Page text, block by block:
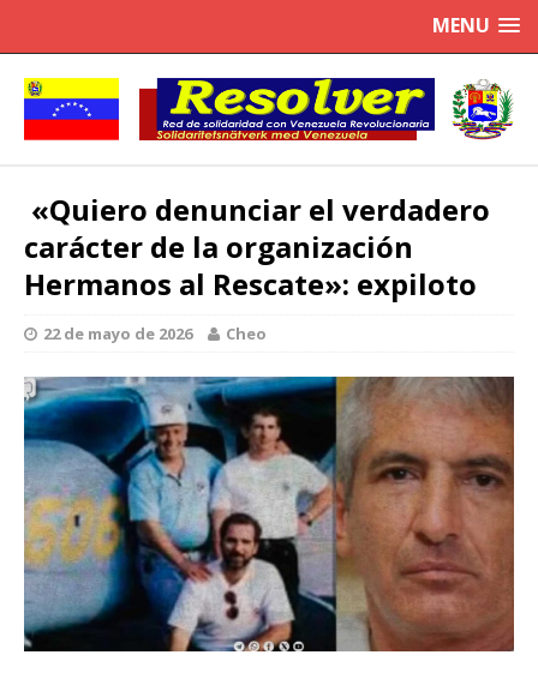
MENU
«Quiero denunciar el verdadero
carácter de la organización
Hermanos al Rescate»: expiloto
22 de mayo de 2026 Cheo